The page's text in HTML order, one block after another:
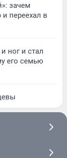
зачем
переехал в
ног и стал
его семью